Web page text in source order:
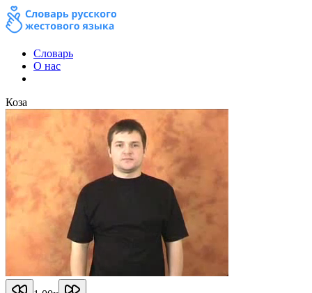
Словарь
О нас
Коза